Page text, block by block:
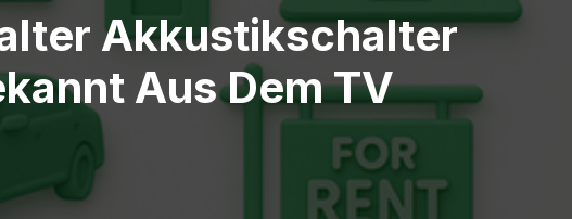
Akkustikschalter
Aus Dem TV